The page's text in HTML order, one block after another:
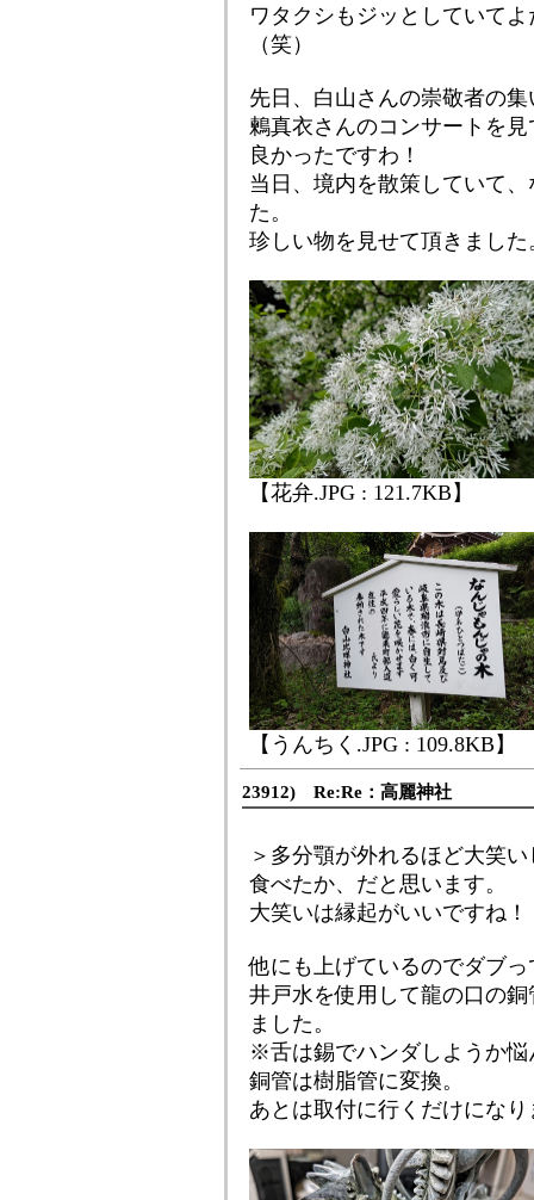
ワタクシもジッとしていて
（笑）
先日、白山さんの崇敬者の
鶫真衣さんのコンサートを
良かったですわ！
当日、境内を散策していて
た。
珍しい物を見せて頂きました
【花弁.JPG : 121.7KB】
【うんちく.JPG : 109.8KB】
23912) Re:Re：高麗神社
＞多分顎が外れるほど大笑
食べたか、だと思います。
大笑いは縁起がいいですね！
他にも上げているのでダブ
井戸水を使用して龍の口の
ました。
※舌は錫でハンダしようか悩
銅管は樹脂管に変換。
あとは取付に行くだけにな